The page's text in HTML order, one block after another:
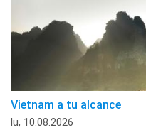
Vietnam a tu alcance
lu, 10.08.2026